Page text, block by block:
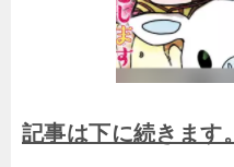
記事は下に続きます。